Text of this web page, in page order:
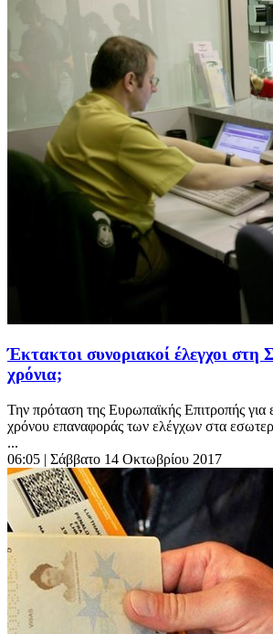
Έκτακτοι συνοριακοί έλεγχοι στη
χρόνια;
Την πρόταση της Ευρωπαϊκής Επιτροπής για
χρόνου επαναφοράς των ελέγχων στα
...
06:05 | Σάββατο 14 Οκτωβρίου 2017